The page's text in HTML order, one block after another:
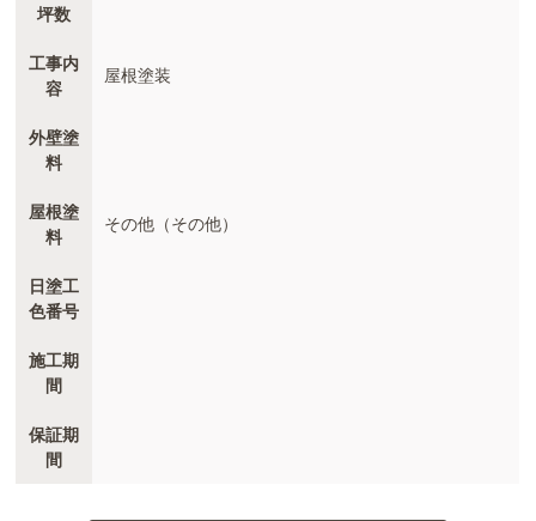
坪数
工事内
容
屋根塗装
外壁塗
料
屋根塗
料
その他（その他）
日塗工
色番号
施工期
間
保証期
間